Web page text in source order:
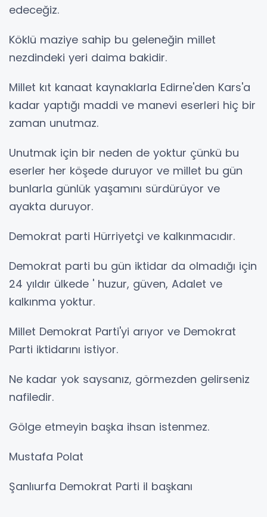
edeceğiz.
Köklü maziye sahip bu geleneğin millet
nezdindeki yeri daima bakidir.
Millet kıt kanaat kaynaklarla Edirne'den Kars'a
kadar yaptığı maddi ve manevi eserleri hiç bir
zaman unutmaz.
Unutmak için bir neden de yoktur çünkü bu
eserler her köşede duruyor ve millet bu gün
bunlarla günlük yaşamını sürdürüyor ve
ayakta duruyor.
Demokrat parti Hürriyetçi ve kalkınmacıdır.
Demokrat parti bu gün iktidar da olmadığı için
24 yıldır ülkede ' huzur, güven, Adalet ve
kalkınma yoktur.
Millet Demokrat Parti'yi arıyor ve Demokrat
Parti iktidarını istiyor.
Ne kadar yok saysanız, görmezden gelirseniz
nafiledir.
Gölge etmeyin başka ihsan istenmez.
Mustafa Polat
Şanlıurfa Demokrat Parti il başkanı